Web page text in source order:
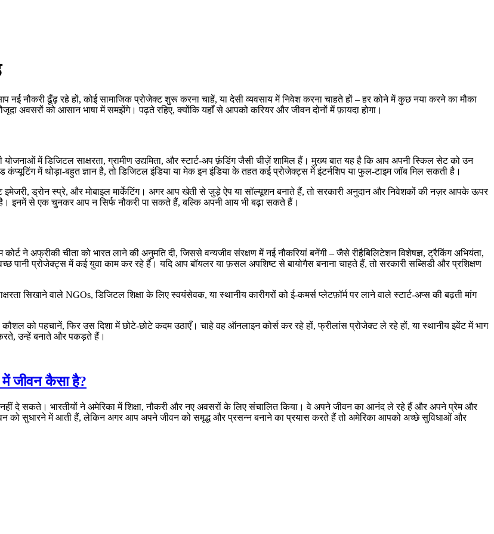
नौकरी ढूँढ़ रहे हों, कोई सामाजिक प्रोजेक्ट शुरू करना चाहें, या देसी व्यवसाय में निवेश करना चाहते हों – हर कोने में कुछ नया करने का मौका
अवसरों को आसान भाषा में समझेंगे। पढ़ते रहिए, क्योंकि यहाँ से आपको करियर और जीवन दोनों में फ़ायदा होगा।
में डिजिटल साक्षरता, ग्रामीण उद्यमिता, और स्टार्ट‑अप फ़ंडिंग जैसी चीज़ें शामिल हैं। मुख्य बात यह है कि आप अपनी स्किल सेट को उन
में थोड़ा‑बहुत ज्ञान है, तो डिजिटल इंडिया या मेक इन इंडिया के तहत कई प्रोजेक्ट्स में इंटर्नशिप या फुल‑टाइम जॉब मिल सकती है।
ड्रोन स्प्रे, और मोबाइल मार्केटिंग। अगर आप खेती से जुड़े ऐप या सॉल्यूशन बनाते हैं, तो सरकारी अनुदान और निवेशकों की नज़र आपके ऊपर
है। इनमें से एक चुनकर आप न सिर्फ नौकरी पा सकते हैं, बल्कि अपनी आय भी बढ़ा सकते हैं।
ने अफ्रीकी चीता को भारत लाने की अनुमति दी, जिससे वन्यजीव संरक्षण में नई नौकरियां बनेंगी – जैसे रीहैबिलिटेशन विशेषज्ञ, ट्रैकिंग अभियंता,
प्रोजेक्ट्स में कई युवा काम कर रहे हैं। यदि आप बॉयलर या फ़सल अपशिष्ट से बायोगैस बनाना चाहते हैं, तो सरकारी सब्सिडी और प्रशिक्षण
सिखाने वाले NGOs, डिजिटल शिक्षा के लिए स्वयंसेवक, या स्थानीय कारीगरों को ई‑कमर्स प्लेटफ़ॉर्म पर लाने वाले स्टार्ट‑अप्स की बढ़ती मांग
को पहचानें, फिर उस दिशा में छोटे-छोटे कदम उठाएँ। चाहे वह ऑनलाइन कोर्स कर रहे हों, फ्रीलांस प्रोजेक्ट ले रहे हों, या स्थानीय इवेंट में भाग
उन्हें बनाते और पकड़ते हैं।
में जीवन कैसा है?
दे सकते। भारतीयों ने अमेरिका में शिक्षा, नौकरी और नए अवसरों के लिए संचालित किया। वे अपने जीवन का आनंद ले रहे हैं और अपने प्रेम और
को सुधारने में आती हैं, लेकिन अगर आप अपने जीवन को समृद्ध और प्रसन्न बनाने का प्रयास करते हैं तो अमेरिका आपको अच्छे सुविधाओं और